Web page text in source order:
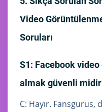
Video Görüntülenme
Soruları
S1: Facebook
almak güvenli
C: Hayır.